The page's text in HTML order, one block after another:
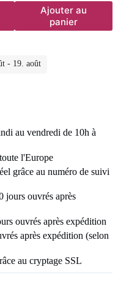
Ajouter au
panier
- 19. août
au vendredi de 10h à
l'Europe
grâce au numéro de suivi
jours ouvrés après
ouvrés après expédition
après expédition (selon
au cryptage SSL